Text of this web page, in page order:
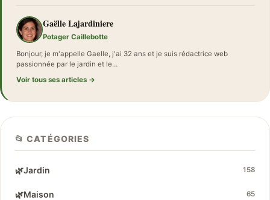
Gaëlle Lajardiniere
Potager Caillebotte
Bonjour, je m'appelle Gaelle, j'ai 32 ans et je suis rédactrice web
passionnée par le jardin et le…
Voir tous ses articles →
📂 CATÉGORIES
🌿Jardin 158
🌿Maison 65